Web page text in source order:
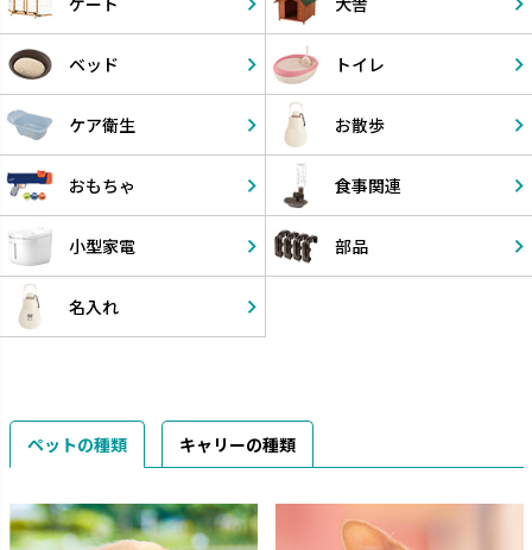
ベッド トイレ
ケア衛生 お散歩
おもちゃ 食事関連
小型家電 部品
名入れ
ペットの種類 キャリーの種類